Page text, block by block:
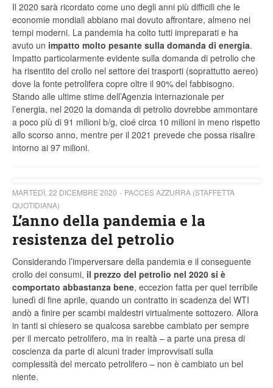
Il 2020 sarà ricordato come uno degli anni più difficili che le
economie mondiali abbiano mai dovuto affrontare, almeno nei
tempi moderni. La pandemia ha colto tutti impreparati e ha
avuto un impatto molto pesante sulla domanda di energia.
Impatto particolarmente evidente sulla domanda di petrolio che
ha risentito del crollo nel settore dei trasporti (soprattutto aereo)
dove la fonte petrolifera copre oltre il 90% del fabbisogno.
Stando alle ultime stime dell’Agenzia internazionale per
l’energia, nel 2020 la domanda di petrolio dovrebbe ammontare
a poco più di 91 milioni b/g, cioé circa 10 milioni in meno rispetto
allo scorso anno, mentre per il 2021 prevede che possa risalire
intorno ai 97 milioni.
MARTEDÌ, 22 DICEMBRE 2020
PACCES AZZURRA (STAFFETTA
QUOTIDIANA)
L’anno della pandemia e la
resistenza del petrolio
Considerando l’imperversare della pandemia e il conseguente
crollo dei consumi, il prezzo del petrolio nel 2020 si è
comportato abbastanza bene, eccezion fatta per quel terribile
lunedì di fine aprile, quando un contratto in scadenza del WTI
andò a finire per scambi maldestri virtualmente sottozero. Allora
in tanti si chiesero se qualcosa sarebbe cambiato per sempre
per il mercato petrolifero, ma in realtà – a parte una presa di
coscienza da parte di alcuni trader improvvisati sulla
complessità del mercato petrolifero – non è cambiato un bel
niente.